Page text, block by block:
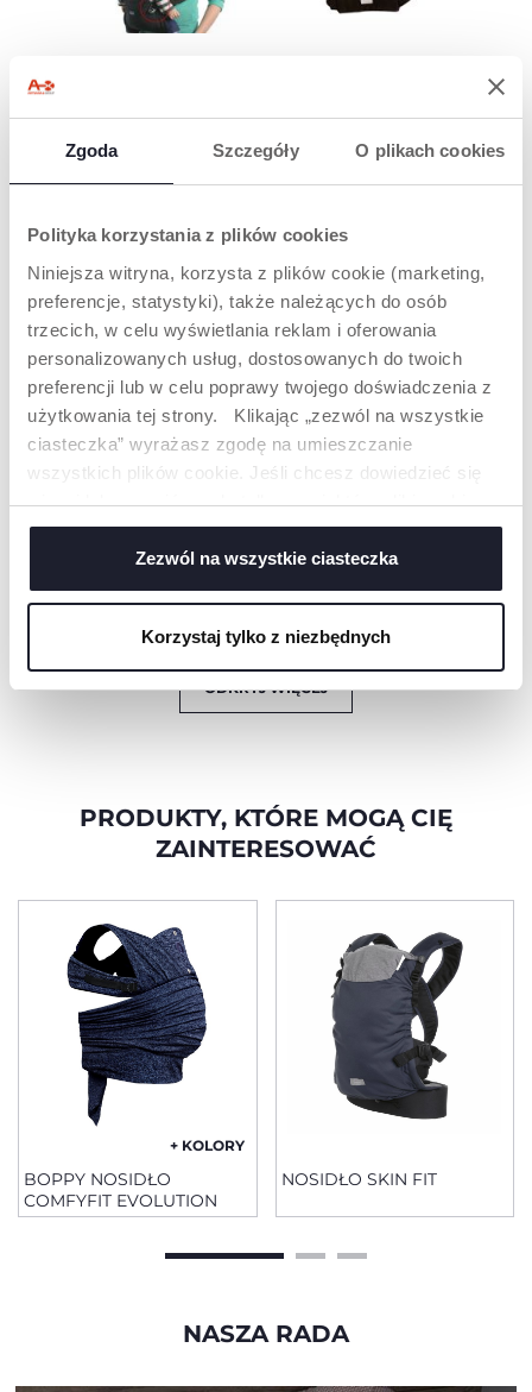
Zgoda Szczegóły O plikach cookies
Polityka korzystania z plików cookies
Niniejsza witryna, korzysta z plików cookie (marketing,
preferencje, statystyki), także należących do osób
trzecich, w celu wyświetlania reklam i oferowania
personalizowanych usług, dostosowanych do twoich
preferencji lub w celu poprawy twojego doświadczenia z
użytkowania tej strony. Klikając „zezwól na wszystkie
ciasteczka” wyrażasz zgodę na umieszczanie
wszystkich plików cookie. Jeśli chcesz dowiedzieć się
więcej lub wyrazić zgodę tylko na niektóre pliki cookie,
kliknij „Ustawienia”. Zamykając ten baner, wyrażasz
zgodę na używanie wyłącznie technicznych plików
cookie, które są niezbędne dla żądanej usługi.
Zezwól na wszystkie ciasteczka
Korzystaj tylko z niezbędnych
SIĘ REGULUJE
Nosidełko dla dziecka
powinno być tak
maksymalne
bezpieczeństwo i
komfort – zarówno
maluszkowi, jak i
rodzicowi. EasyFit
pozwala na łatwą i
szybką regulację
dzięki wygodnym
paskom.
PRZEZ
RODZICÓW I
EasyFit uznane
ergonomiczne,
wygodne i
praktyczne.*
*Badanie
przeprowadzone na 97
dzieciach, mające na
celu ocenę
pediatryczną
ciała i test produktu
ODKRYJ WIĘCEJ
PRODUKTY, KTÓRE MOGĄ CIĘ
ZAINTERESOWAĆ
+ KOLORY
BOPPY NOSIDŁO
COMFYFIT EVOLUTION
NOSIDŁO SKIN FIT
NASZA RADA